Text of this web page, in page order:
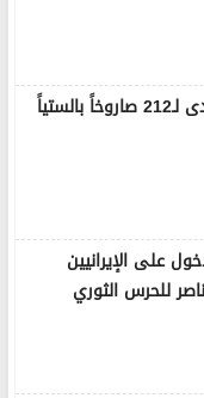
الدفاع الكويتية تتصدى لـ212 صاروخاً بالستياً
على الإيرانيين
للحرس الثوري